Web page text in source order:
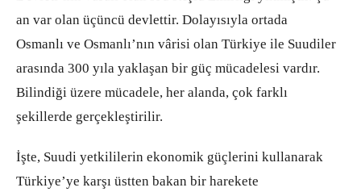
an var olan üçüncü devlettir. Dolayısıyla ortada
Osmanlı ve Osmanlı’nın vârisi olan Türkiye ile Suudiler
arasında 300 yıla yaklaşan bir güç mücadelesi vardır.
Bilindiği üzere mücadele, her alanda, çok farklı
şekillerde gerçekleştirilir.
İşte, Suudi yetkililerin ekonomik güçlerini kullanarak
Türkiye’ye karşı üstten bakan bir harekete